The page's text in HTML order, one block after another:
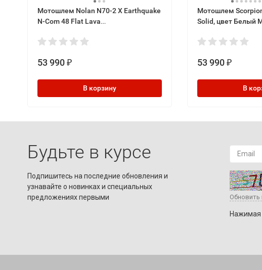
Мотошлем Nolan N70-2 X Earthquake
N-Com 48 Flat Lava
53 990 ₽
В корзину
Мотошлем
Solid, цвет Белый
53 990 ₽
В
Будьте в курсе
Подпишитесь на последние обновления и
узнавайте о новинках и специальных
предложениях первыми
Обновить
Нажимая